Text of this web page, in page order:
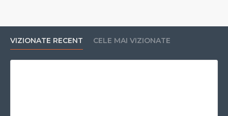
VIZIONATE RECENT CELE MAI VIZIONATE